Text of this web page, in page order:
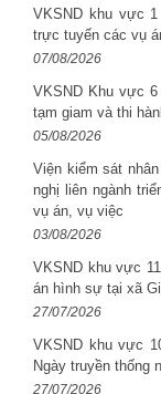
VKSND khu vực
trực tuyến các vụ
07/08/2026
VKSND Khu vực
tạm giam và thi
05/08/2026
Viện kiểm sát
nghị liên ngành
vụ án, vụ việc
03/08/2026
VKSND khu vực
án hình sự tại xã
27/07/2026
VKSND khu vực
Ngày truyền thống
27/07/2026